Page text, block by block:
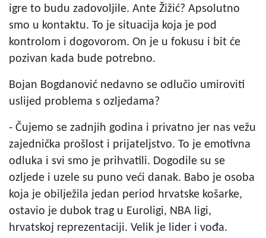
igre to budu zadovoljile. Ante Žižić? Apsolutno
smo u kontaktu. To je situacija koja je pod
kontrolom i dogovorom. On je u fokusu i bit će
pozivan kada bude potrebno.
Bojan Bogdanović nedavno se odlučio umiroviti
uslijed problema s ozljedama?
- Čujemo se zadnjih godina i privatno jer nas vežu
zajednička prošlost i prijateljstvo. To je emotivna
odluka i svi smo je prihvatili. Dogodile su se
ozljede i uzele su puno veći danak. Babo je osoba
koja je obilježila jedan period hrvatske košarke,
ostavio je dubok trag u Euroligi, NBA ligi,
hrvatskoj reprezentaciji. Velik je lider i vođa.